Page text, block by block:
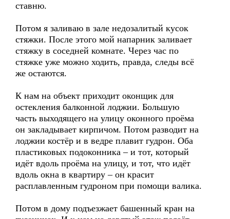
ставню.
Потом я заливаю в зале недозалитый кусок
стяжки. После этого мой напарник заливает
стяжку в соседней комнате. Через час по
стяжке уже можно ходить, правда, следы всё
же остаются.
К нам на объект приходит оконщик для
остекления балконной лоджии. Большую
часть выходящего на улицу оконного проёма
он закладывает кирпичом. Потом разводит на
лоджии костёр и в ведре плавит гудрон. Оба
пластиковых подоконника – и тот, который
идёт вдоль проёма на улицу, и тот, что идёт
вдоль окна в квартиру – он красит
расплавленным гудроном при помощи валика.
Потом в дому подъезжает башенный кран на